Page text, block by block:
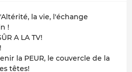
la vie, l'échange
!
A LA TV!
la PEUR, le couvercle de la
têtes!